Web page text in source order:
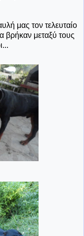
μας τον τελευταίο
βρήκαν μεταξύ τους